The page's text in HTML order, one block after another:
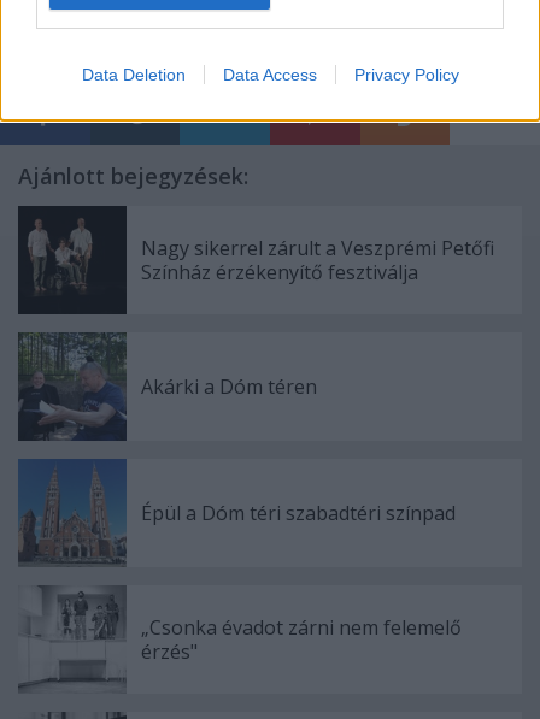
Data Deletion Data Access Privacy Policy
Ajánlott bejegyzések:
Nagy sikerrel zárult a Veszprémi Petőfi
Színház érzékenyítő fesztiválja
Akárki a Dóm téren
Épül a Dóm téri szabadtéri színpad
„Csonka évadot zárni nem felemelő
érzés"